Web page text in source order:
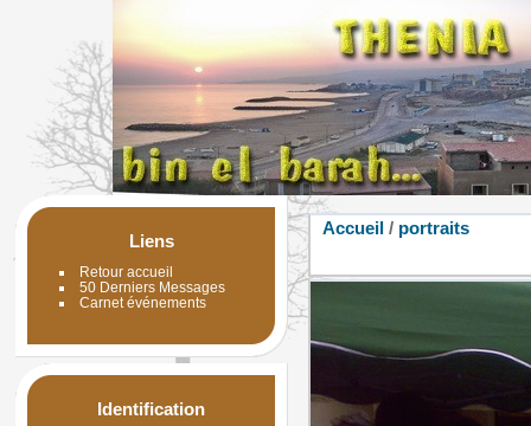
Liens
Retour accueil
50 Derniers Messages
Carnet événements
Identification
Accueil / portraits